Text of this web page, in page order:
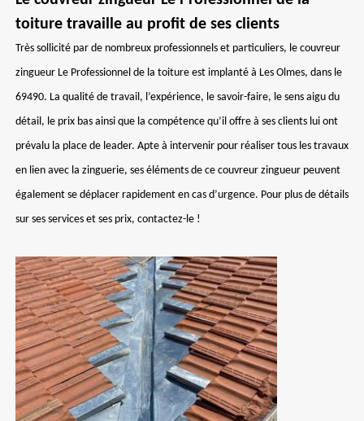
toiture travaille au profit de ses clients
Très sollicité par de nombreux professionnels et particuliers, le couvreur
zingueur Le Professionnel de la toiture est implanté à Les Olmes, dans le
69490. La qualité de travail, l’expérience, le savoir-faire, le sens aigu du
détail, le prix bas ainsi que la compétence qu’il offre à ses clients lui ont
prévalu la place de leader. Apte à intervenir pour réaliser tous les travaux
en lien avec la zinguerie, ses éléments de ce couvreur zingueur peuvent
également se déplacer rapidement en cas d’urgence. Pour plus de détails
sur ses services et ses prix, contactez-le !